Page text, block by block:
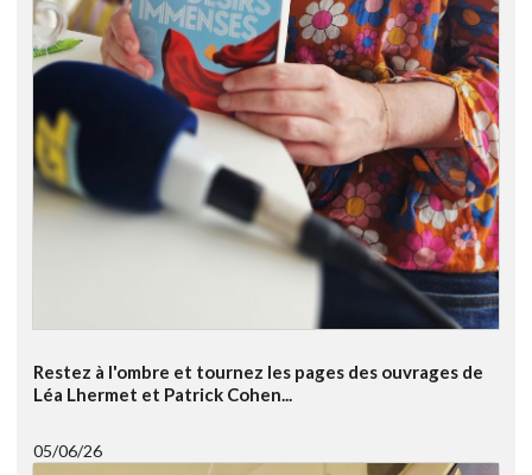
Restez à l'ombre et tournez les pages des ouvrages de
Léa Lhermet et Patrick Cohen...
05/06/26